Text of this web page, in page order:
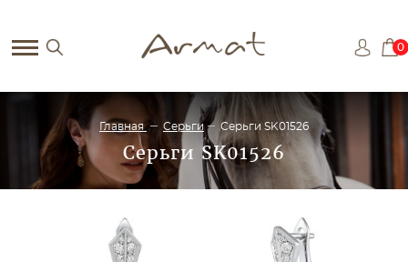
0
Главная Серьги Серьги SK01526
Серьги SK01526